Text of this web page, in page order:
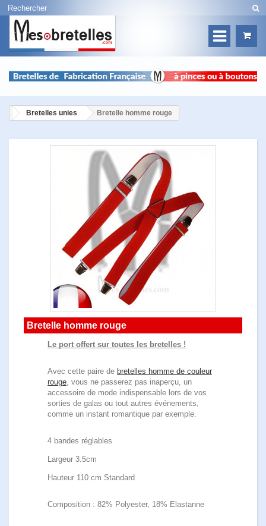
Bretelles unies Bretelle homme rouge
Bretelle homme rouge
Le port offert sur toutes les bretelles !
Avec cette paire de bretelles homme de couleur
rouge, vous ne passerez pas inaperçu, un
accessoire de mode indispensable lors de vos
sorties de galas ou tout autres événements,
comme un instant romantique par exemple.
4 bandes réglables
Largeur 3.5cm
Hauteur 110 cm Standard
Composition : 82% Polyester, 18% Elastanne